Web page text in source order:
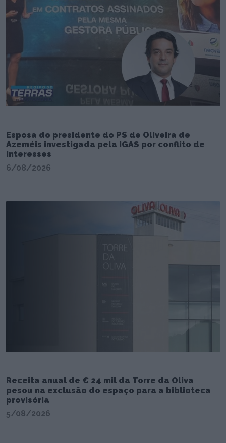
Esposa do presidente do PS de Oliveira de
Azeméis investigada pela IGAS por conflito de
interesses
6/08/2026
Receita anual de € 24 mil da Torre da Oliva
pesou na exclusão do espaço para a biblioteca
provisória
5/08/2026